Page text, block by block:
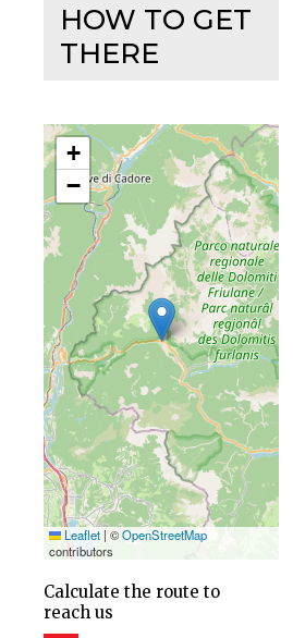
HOW TO GET
THERE
+
−
Leaflet | ©OpenStreetMap
contributors
Calculate the route to
reach us